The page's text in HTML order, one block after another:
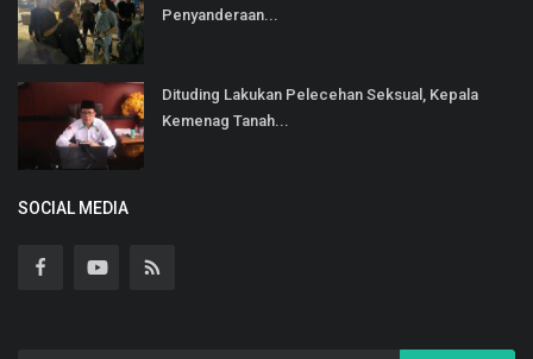
Penyanderaan...
Dituding Lakukan Pelecehan Seksual, Kepala
Kemenag Tanah...
SOCIAL MEDIA